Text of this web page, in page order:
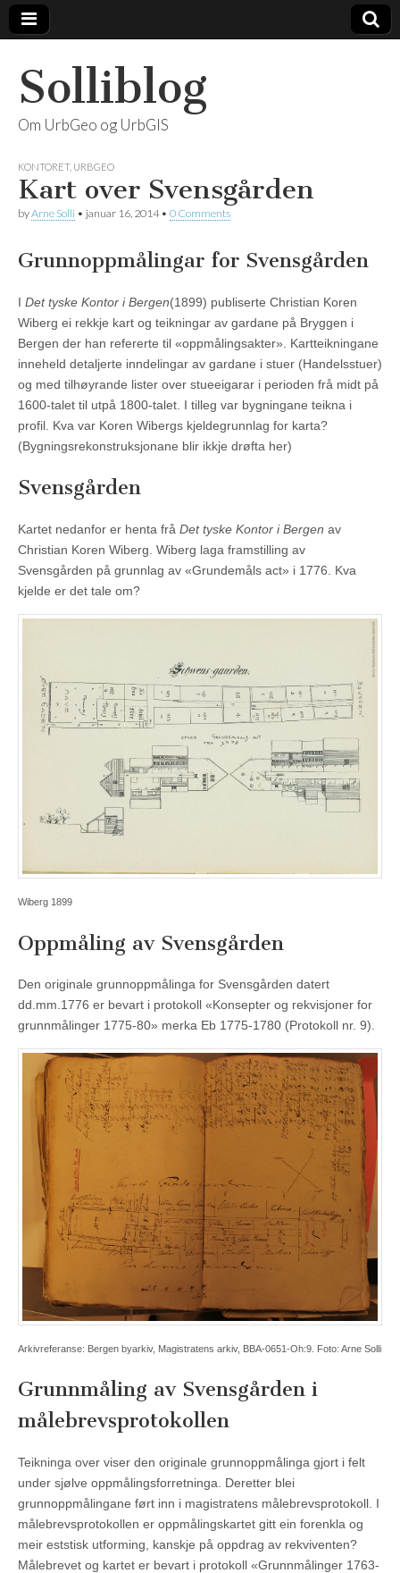
Solliblog
Om UrbGeo og UrbGIS
KONTORET, URBGEO
Kart over Svensgården
byArne Solli • januar 16, 2014• 0 Comments
Grunnoppmålingar for Svensgården
I Det tyske Kontor i Bergen(1899) publiserte Christian Koren
Wiberg ei rekkje kart og teikningar av gardane på Bryggen i
Bergen der han refererte til «oppmålingsakter». Kartteikningane
inneheld detaljerte inndelingar av gardane i stuer (Handelsstuer)
og med tilhøyrande lister over stueeigarar i perioden frå midt på
1600-talet til utpå 1800-talet. I tilleg var bygningane teikna i
profil. Kva var Koren Wibergs kjeldegrunnlag for karta?
(Bygningsrekonstruksjonane blir ikkje drøfta her)
Svensgården
Kartet nedanfor er henta frå Det tyske Kontor i Bergen av
Christian Koren Wiberg. Wiberg laga framstilling av
Svensgården på grunnlag av «Grundemåls act» i 1776. Kva
kjelde er det tale om?
Wiberg 1899
Oppmåling av Svensgården
Den originale grunnoppmålinga for Svensgården datert
dd.mm.1776 er bevart i protokoll «Konsepter og rekvisjoner for
grunnmålinger 1775-80» merka Eb 1775-1780 (Protokoll nr. 9).
Arkivreferanse: Bergen byarkiv, Magistratens arkiv, BBA-0651-Oh:9. Foto: Arne Solli
Grunnmåling av Svensgården i
målebrevsprotokollen
Teikninga over viser den originale grunnoppmålinga gjort i felt
under sjølve oppmålingsforretninga. Deretter blei
grunnoppmålingane ført inn i magistratens målebrevsprotokoll. I
målebrevsprotokollen er oppmålingskartet gitt ein forenkla og
meir eststisk utforming, kanskje på oppdrag av rekviventen?
Målebrevet og kartet er bevart i protokoll «Grunnmålinger 1763-